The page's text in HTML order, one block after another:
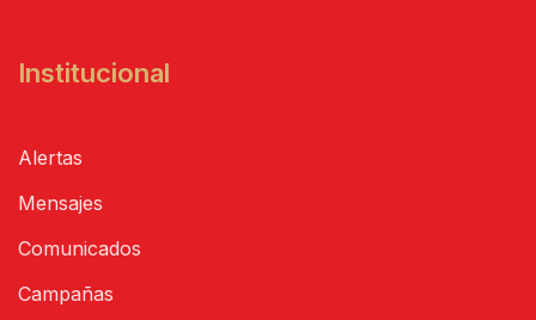
Institucional
Alertas
Mensajes
Comunicados
Campañas